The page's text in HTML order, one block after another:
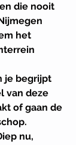
die nooit
het
je begrijpt
van deze
of gaan de
nu,